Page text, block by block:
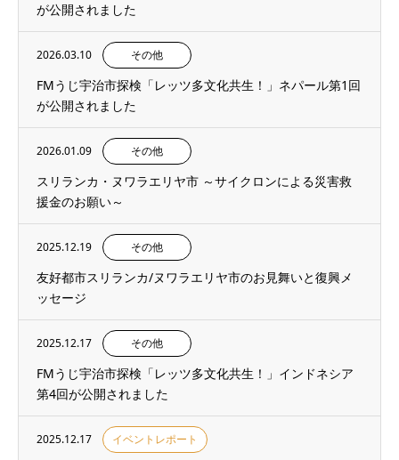
が公開されました
2026.03.10 その他
FMうじ宇治市探検「レッツ多文化共生！」ネパール第1回
が公開されました
2026.01.09 その他
スリランカ・ヌワラエリヤ市 ～サイクロンによる災害救
援金のお願い～
2025.12.19 その他
友好都市スリランカ/ヌワラエリヤ市のお見舞いと復興メ
ッセージ
2025.12.17 その他
FMうじ宇治市探検「レッツ多文化共生！」インドネシア
第4回が公開されました
2025.12.17 イベントレポート